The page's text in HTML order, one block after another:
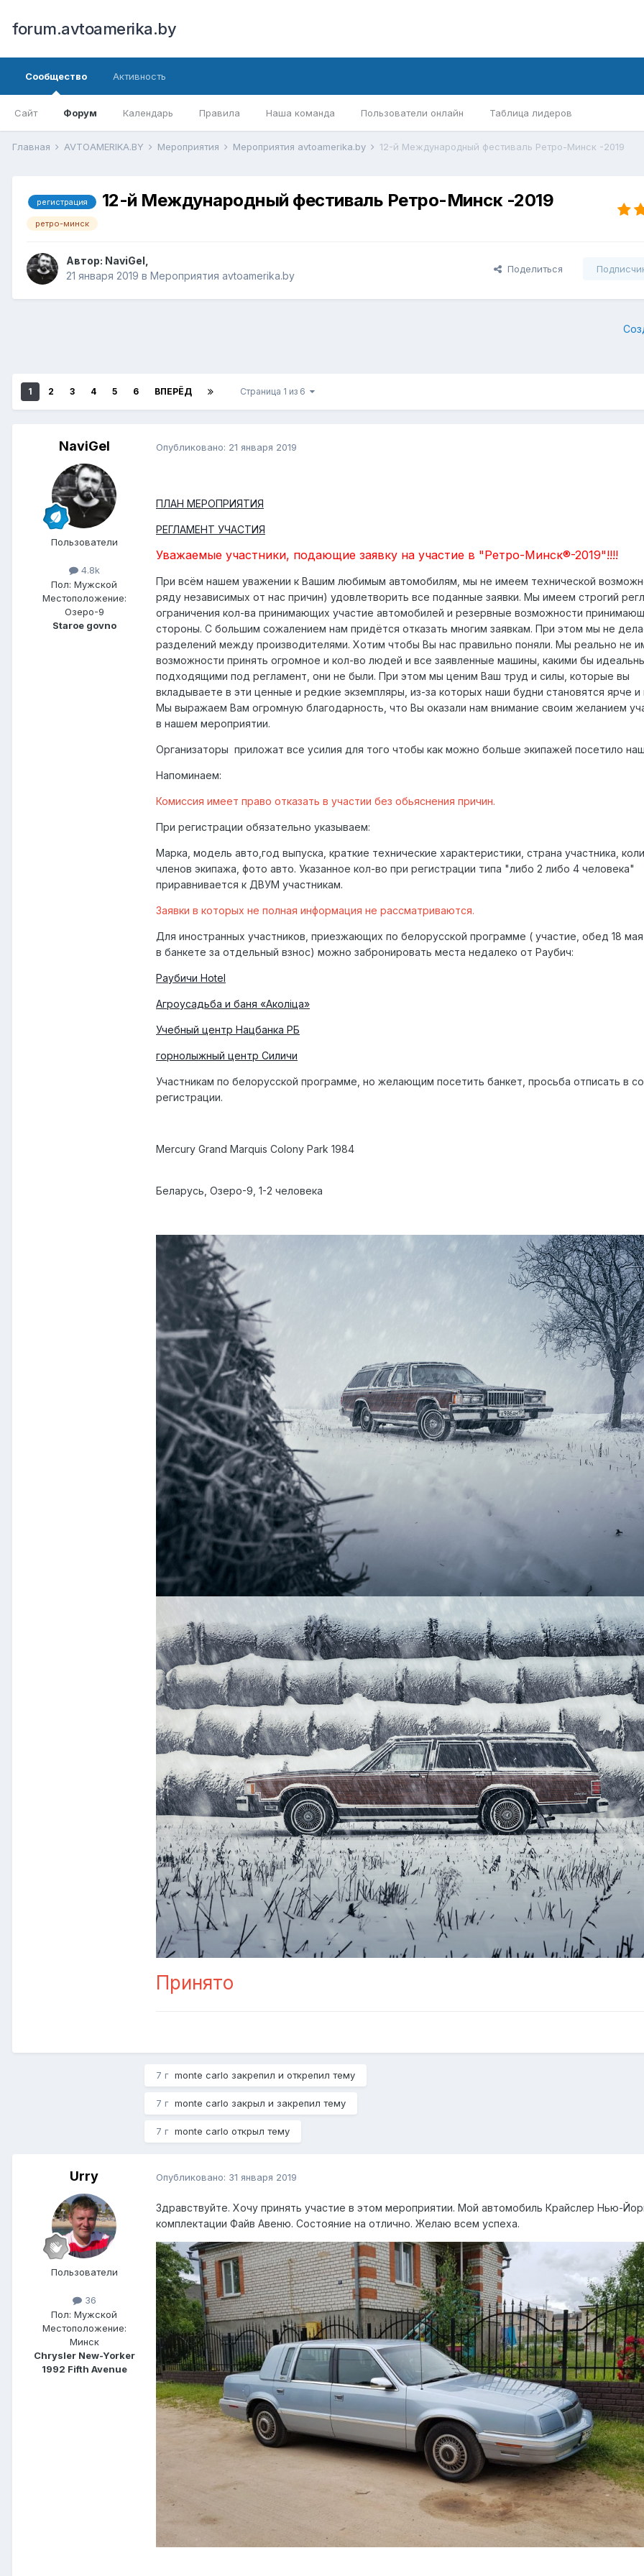
forum.avtoamerika.by
Сообщество
Сайт Форум Календарь Правила Наша команда Пользователи онлайн Таблица лидеров
Активность
Главная AVTOAMERIKA.BY Мероприятия Мероприятия avtoamerika.by 12-й Международный фестиваль Ретро-Минск -2019
регистрация 12-й Международный фестиваль Ретро-Минск -2019
ретро-минск
Автор: NaviGel
21 января 2019 в Мероприятия avtoamerika.by
Поделиться
1 2 3 4 5 6 ВПЕРЁД Страница 1 из 6
NaviGel
Пользователи
4.8k
Пол: Мужской
Местоположение:
Озеро-9
Staroe govno
Опубликовано: 21 января 2019
ПЛАН МЕРОПРИЯТИЯ
РЕГЛАМЕНТ УЧАСТИЯ
Уважаемые участники, подающие заявку на участие в "Ретро-Минск®-2019"!!!!
При всём нашем уважении к Вашим любимым автомобилям, мы не имеем технической
ряду независимых от нас причин) удовлетворить все поданные заявки. Мы имеем строгий
ограничения кол-ва принимающих участие автомобилей и резервные возможности
стороны. С большим сожалением нам придётся отказать многим заявкам. При этом мы не
разделений между производителями. Хотим чтобы Вы нас правильно поняли. Мы реально не
возможности принять огромное и кол-во людей и все заявленные машины, какими бы
подходящими под регламент, они не были. При этом мы ценим Ваш труд и силы, которые вы
вкладываете в эти ценные и редкие экземпляры, из-за которых наши будни становятся ярче и
Мы выражаем Вам огромную благодарность, что Вы оказали нам внимание своим желанием
в нашем мероприятии.
Организаторы приложат все усилия для того чтобы как можно больше экипажей посетило
Напоминаем:
Комиссия имеет право отказать в участии без обьяснения причин.
При регистрации обязательно указываем:
Марка, модель авто,год выпуска, краткие технические характеристики, страна участника,
членов экипажа, фото авто. Указанное кол-во при регистрации типа "либо 2 либо 4 человека"
приравнивается к ДВУМ участникам.
Заявки в которых не полная информация не рассматриваются.
Для иностранных участников, приезжающих по белорусской программе ( участие, обед 18
в банкете за отдельный взнос) можно забронировать места недалеко от Раубич:
Раубичи Hotel
Агроусадьба и баня «Аколiца»
Учебный центр Нацбанка РБ
горнолыжный центр Силичи
Участникам по белорусской программе, но желающим посетить банкет, просьба отписать в
регистрации.
Mercury Grand Marquis Colony Park 1984
Беларусь, Озеро-9, 1-2 человека
Принято
7 г monte carlo закрепил и открепил тему
7 г monte carlo закрыл и закрепил тему
7 г monte carlo открыл тему
Urry
Пользователи
36
Пол: Мужской
Местоположение:
Минск
Chrysler New-Yorker
1992 Fifth Avenue
Опубликовано: 31 января 2019
Здравствуйте. Хочу принять участие в этом мероприятии. Мой автомобиль Крайслер Нью-
комплектации Файв Авеню. Состояние на отлично. Желаю всем успеха.